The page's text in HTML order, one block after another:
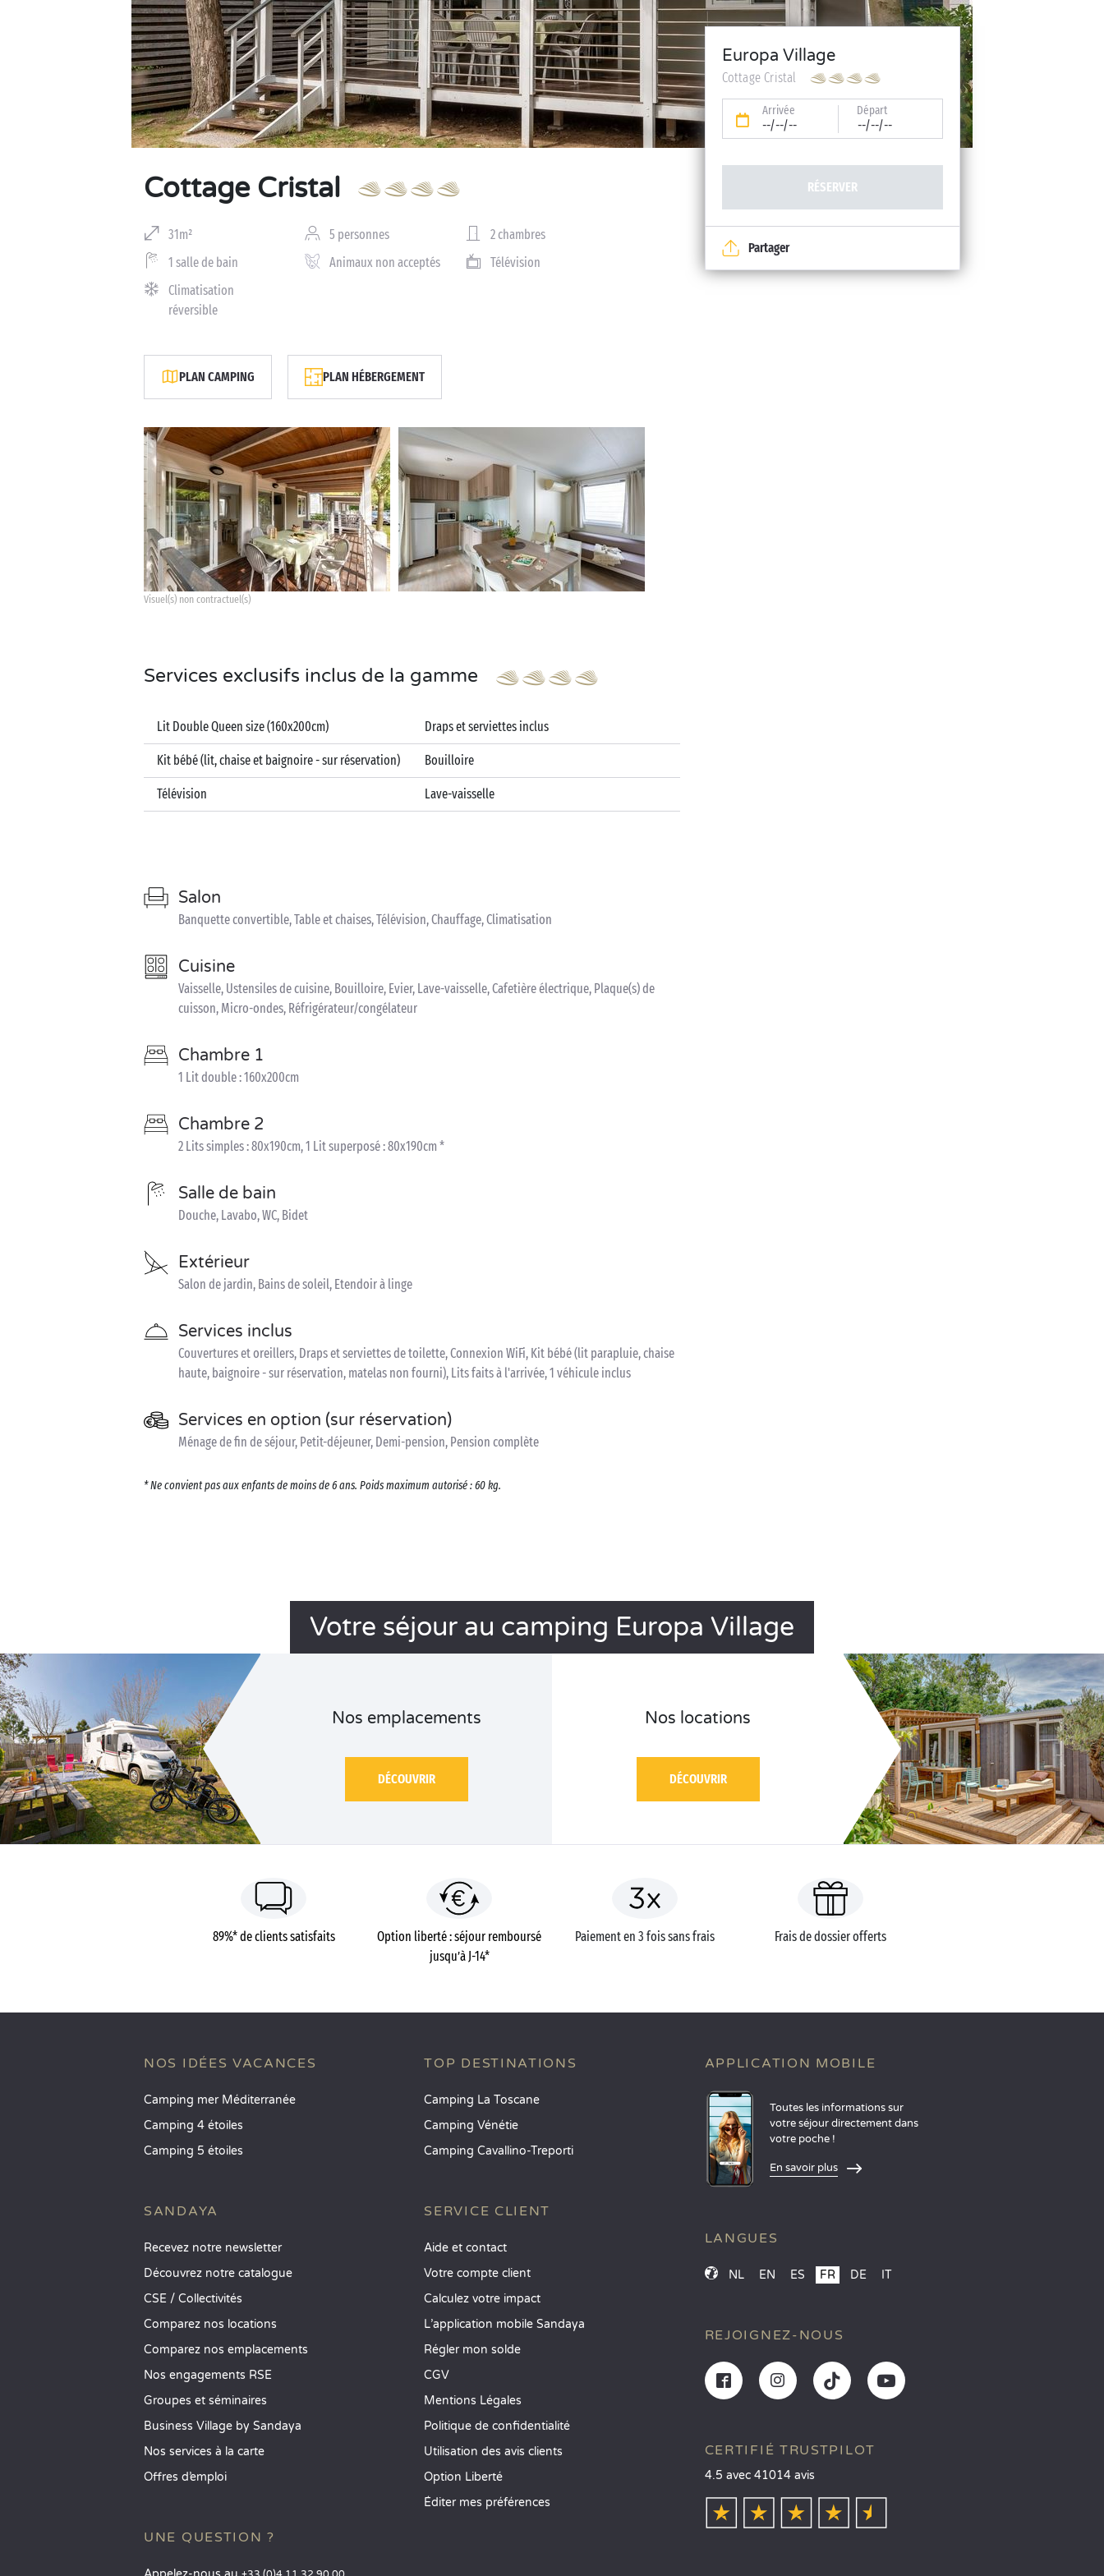
Cottage Cristal
31m² 5 personnes
2 chambres
1 salle de bain
Animaux non acceptés
Télévision
Climatisation
réversible
PLAN CAMPING PLAN HÉBERGEMENT
Visuel(s) non contractuel(s)
Services exclusifs inclus de la gamme
Lit Double Queen size (160x200cm)
Kit bébé (lit, chaise et baignoire - sur réservation)
Télévision
Draps et serviettes inclus
Bouilloire
Lave-vaisselle
Salon
Banquette convertible, Table et chaises, Télévision, Chauffage, Climatisation
Cuisine
Vaisselle, Ustensiles de cuisine, Bouilloire, Evier, Lave-vaisselle, Cafetière électrique, Plaque(s) de
cuisson, Micro-ondes, Réfrigérateur/congélateur
Chambre 1
1 Lit double : 160x200cm
Chambre 2
2 Lits simples : 80x190cm, 1 Lit superposé : 80x190cm *
Salle de bain
Douche, Lavabo, WC, Bidet
Extérieur
Salon de jardin, Bains de soleil, Etendoir à linge
Services inclus
Couvertures et oreillers, Draps et serviettes de toilette, Connexion WiFi, Kit bébé (lit parapluie, chaise
haute, baignoire - sur réservation, matelas non fourni), Lits faits à l'arrivée, 1 véhicule inclus
Services en option (sur réservation)
Ménage de fin de séjour, Petit-déjeuner, Demi-pension, Pension complète
* Ne convient pas aux enfants de moins de 6 ans. Poids maximum autorisé : 60 kg.
Europa Village
Cottage Cristal
Arrivée
--/--/--
Départ
--/--/--
RÉSERVER
Partager
Votre séjour au camping Europa Village
Nos emplacements
DÉCOUVRIR
Nos locations
DÉCOUVRIR
89%* de clients satisfaits
Option liberté : séjour remboursé
jusqu’à J-14*
Paiement en 3 fois sans frais Frais de dossier offerts
NOS IDÉES VACANCES
Camping mer Méditerranée
Camping 4 étoiles
Camping 5 étoiles
SANDAYA
Recevez notre newsletter
Découvrez notre catalogue
CSE / Collectivités
Comparez nos locations
Comparez nos emplacements
Nos engagements RSE
Groupes et séminaires
Business Village by Sandaya
Nos services à la carte
Offres d’emploi
UNE QUESTION ?
TOP DESTINATIONS
Camping La Toscane
Camping Vénétie
Camping Cavallino-Treporti
SERVICE CLIENT
Aide et contact
Votre compte client
Calculez votre impact
L’application mobile Sandaya
Régler mon solde
CGV
Mentions Légales
Politique de confidentialité
Utilisation des avis clients
Option Liberté
Éditer mes préférences
APPLICATION MOBILE
Toutes les informations sur
votre séjour directement dans
votre poche !
En savoir plus
LANGUES
NL EN ES FR DE IT
REJOIGNEZ-NOUS
CERTIFIÉ TRUSTPILOT
4.5 avec 41014 avis
Business Village by Sandaya